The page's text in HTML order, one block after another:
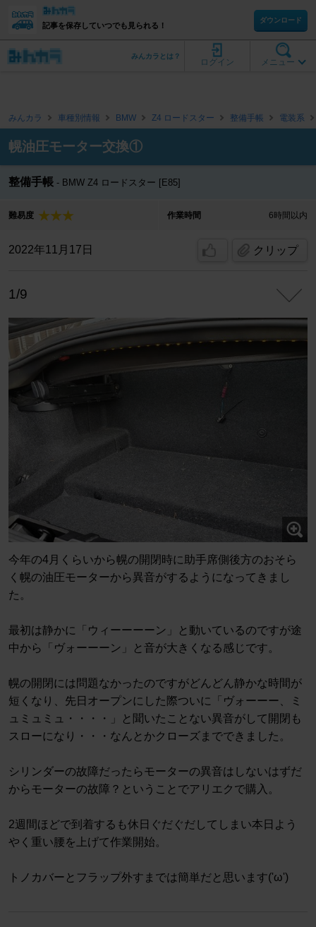
記事を保存していつでも見られる！
ダウンロード
メニュー
ログイン
みんカラとは？
みんカラ 車種別情報 BMW Z4 ロードスター 整備手帳 電装系
幌油圧モーター交換①
整備手帳 BMW Z4 ロードスター [E85]
難易度 作業時間 6時間以内
2022年11月17日 クリップ
1/9
今年の4月くらいから幌の開閉時に助手席側後方のおそら
く幌の油圧モーターから異音がするようになってきまし
た。
最初は静かに「ウィーーーーン」と動いているのですが途
中から「ヴォーーーン」と音が大きくなる感じです。
幌の開閉には問題なかったのですがどんどん静かな時間が
短くなり、先日オープンにした際ついに「ヴォーーー、ミ
ュミュミュ・・・・」と聞いたことない異音がして開閉も
スローになり・・・なんとかクローズまでできました。
シリンダーの故障だったらモーターの異音はしないはずだ
からモーターの故障？ということでアリエクで購入。
2週間ほどで到着するも休日ぐだぐだしてしまい本日よう
やく重い腰を上げて作業開始。
トノカバーとフラップ外すまでは簡単だと思います('ω')